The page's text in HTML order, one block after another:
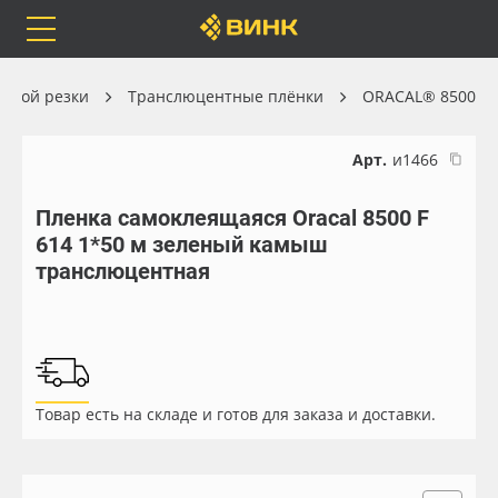
Каталог
Orafol
Доставка
Весь каталог
Рулонные материалы
Листовые материалы
резки Транслюцентные плёнки ORACAL® 8500
Арт. и1466
Пленка самоклеящаяся Oracal 8500 F
614 1*50 м зеленый камыш
транслюцентная
Товар есть на складе и готов для заказа и доставки.